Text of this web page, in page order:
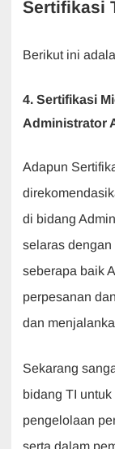
Sertifikasi
Berikut ini
4. Sertifikasi
Administrator
Adapun
di bidang
selaras
seberapa baik
perpesanan
dan
Sekarang
bidang TI
pengelolaan